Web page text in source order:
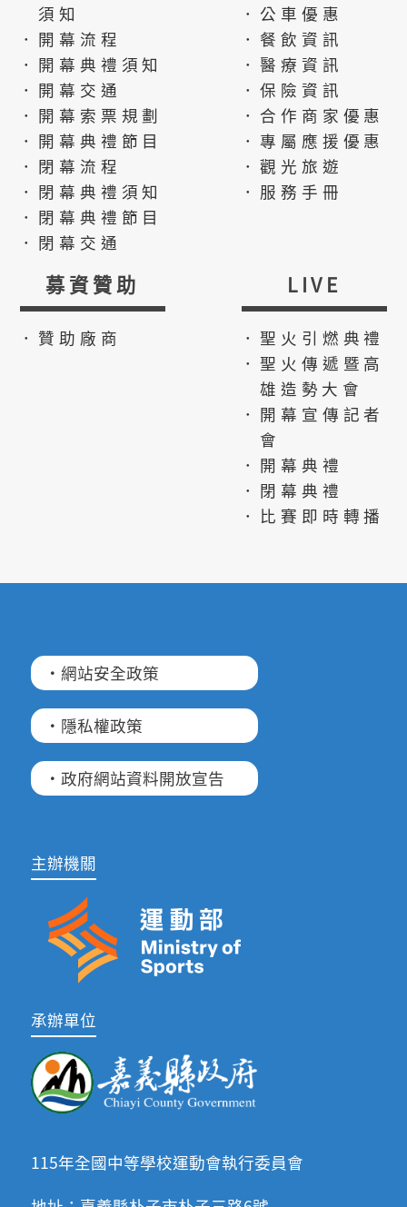
須知
．開幕流程
．開幕典禮須知
．開幕交通
．開幕索票規劃
．開幕典禮節目
．閉幕流程
．閉幕典禮須知
．閉幕典禮節目
．閉幕交通
．公車優惠
．餐飲資訊
．醫療資訊
．保險資訊
．合作商家優惠
．專屬應援優惠
．觀光旅遊
．服務手冊
募資贊助
．贊助廠商
LIVE
．聖火引燃典禮
．聖火傳遞暨高
雄造勢大會
．開幕宣傳記者
會
．開幕典禮
．閉幕典禮
．比賽即時轉播
·網站安全政策
·隱私權政策
·政府網站資料開放宣告
主辦機關
承辦單位
115年全國中等學校運動會執行委員會